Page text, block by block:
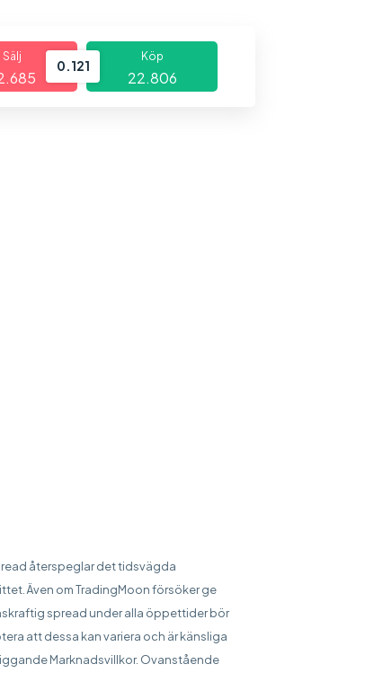
Sälj
0.121
Köp
22.806
återspeglar det tidsvägda
Även om TradingMoon försöker ge
spread under alla öppettider bör
att dessa kan variera och är känsliga
Marknadsvillkor. Ovanstående